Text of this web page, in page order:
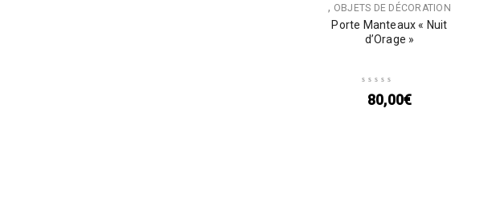
, OBJETS DE DÉCORATION
Porte Manteaux « Nuit
d’Orage »
80,00€